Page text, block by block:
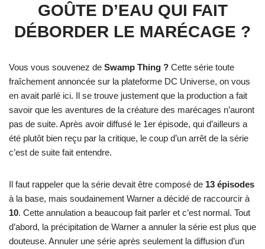
GOÛTE D’EAU QUI FAIT
DÉBORDER LE MARÉCAGE ?
Vous vous souvenez de Swamp Thing ? Cette série toute
fraîchement annoncée sur la plateforme DC Universe, on vous
en avait parlé ici. Il se trouve justement que la production a fait
savoir que les aventures de la créature des marécages n’auront
pas de suite. Après avoir diffusé le 1er épisode, qui d’ailleurs a
été plutôt bien reçu par la critique, le coup d’un arrêt de la série
c’est de suite fait entendre.
Il faut rappeler que la série devait être composé de 13 épisodes
à la base, mais soudainement Warner a décidé de raccourcir à
10. Cette annulation a beaucoup fait parler et c’est normal. Tout
d’abord, la précipitation de Warner a annuler la série est plus que
douteuse. Annuler une série après seulement la diffusion d’un